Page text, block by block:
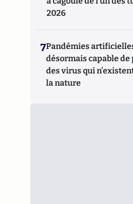
2026
7Pandémies
désormais capable
des virus qui
la nature